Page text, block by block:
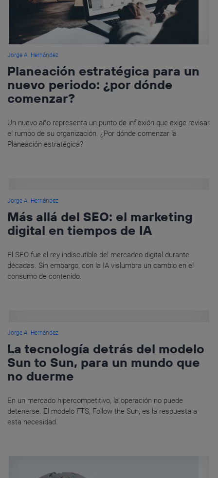
Jorge A. Hernández
Planeación estratégica para un
nuevo periodo: ¿por dónde
comenzar?
Un nuevo año representa un punto de inflexión que exige revisar
el rumbo de su organización. ¿Por dónde comenzar la
Planeación estratégica?
Jorge A. Hernández
Más allá del SEO: el marketing
digital en tiempos de IA
El SEO fue el rey indiscutible del mercadeo digital durante
décadas. Sin embargo, con la IA vislumbra un cambio en el
consumo de contenido.
Jorge A. Hernández
La tecnología detrás del modelo
Sun to Sun, para un mundo que
no duerme
En un mercado hipercompetitivo, la operación no puede
detenerse. El modelo FTS, Follow the Sun, es la respuesta a
esta necesidad.